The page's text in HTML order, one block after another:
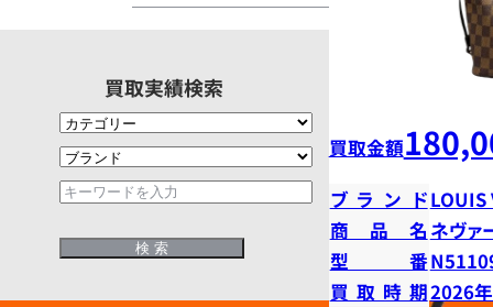
買取実績検索
買取金額
ブランドLOUIS
商品名 ネヴァ
型番
買取時期2026